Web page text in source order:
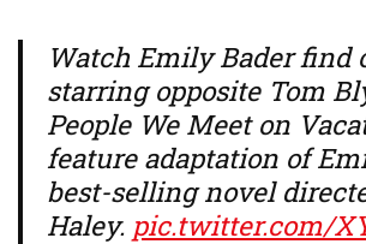
Watch Emily Bader find
starring opposite Tom
People We Meet on
feature adaptation of
best-selling novel
Haley. pic.twitter.com/